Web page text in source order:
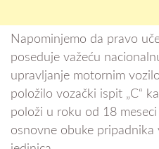
Napominjemo da pravo
poseduje važeću
upravljanje motornim
položilo vozački ispit „C“
položi u roku od 18
osnovne obuke pripadnika